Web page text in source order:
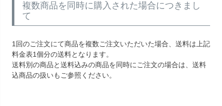
複数商品を同時に購入された場合につきまし
て
1回のご注文にて商品を複数ご注文いただいた場合、送料は上記
料金表1個分の送料となります。
送料別の商品と送料込みの商品を同時にご注文の場合は、送料
込商品の扱いもご参照ください。